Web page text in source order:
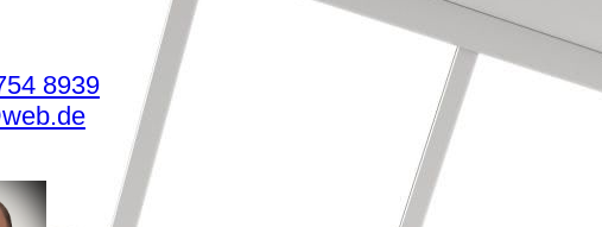
8939